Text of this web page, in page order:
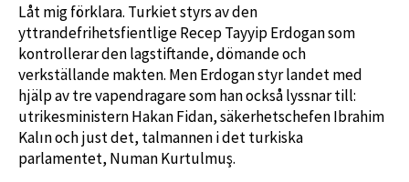
Låt mig förklara. Turkiet styrs av den
yttrandefrihetsfientlige Recep Tayyip Erdogan som
kontrollerar den lagstiftande, dömande och
verkställande makten. Men Erdogan styr landet med
hjälp av tre vapendragare som han också lyssnar till:
utrikesministern Hakan Fidan, säkerhetschefen Ibrahim
Kalın och just det, talmannen i det turkiska
parlamentet, Numan Kurtulmuş.